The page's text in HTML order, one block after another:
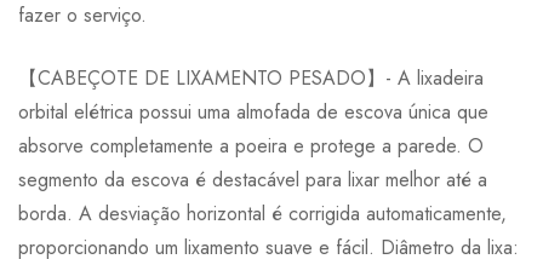
fazer o serviço.
【CABEÇOTE DE LIXAMENTO PESADO】- A lixadeira
orbital elétrica possui uma almofada de escova única que
absorve completamente a poeira e protege a parede. O
segmento da escova é destacável para lixar melhor até a
borda. A desviação horizontal é corrigida automaticamente,
proporcionando um lixamento suave e fácil. Diâmetro da lixa: